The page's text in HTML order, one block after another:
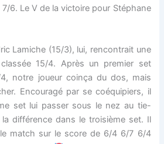
6. Le V de la victoire pour Stéphane
Lamiche (15/3), lui, rencontrait une
15/4. Après un premier set
notre joueur coinça du dos, mais
Encouragé par se coéquipiers, il
set lui passer sous le nez au tie-
différence dans le troisième set. Il
match sur le score de 6/4 6/7 6/4